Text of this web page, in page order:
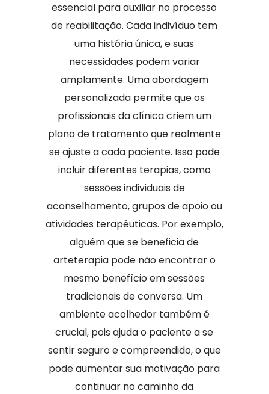
essencial para auxiliar no processo
de reabilitação. Cada indivíduo tem
uma história única, e suas
necessidades podem variar
amplamente. Uma abordagem
personalizada permite que os
profissionais da clínica criem um
plano de tratamento que realmente
se ajuste a cada paciente. Isso pode
incluir diferentes terapias, como
sessões individuais de
aconselhamento, grupos de apoio ou
atividades terapêuticas. Por exemplo,
alguém que se beneficia de
arteterapia pode não encontrar o
mesmo benefício em sessões
tradicionais de conversa. Um
ambiente acolhedor também é
crucial, pois ajuda o paciente a se
sentir seguro e compreendido, o que
pode aumentar sua motivação para
continuar no caminho da